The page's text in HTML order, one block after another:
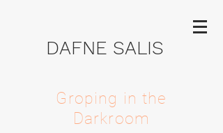
DAFNE SALIS
Groping in the
Darkroom